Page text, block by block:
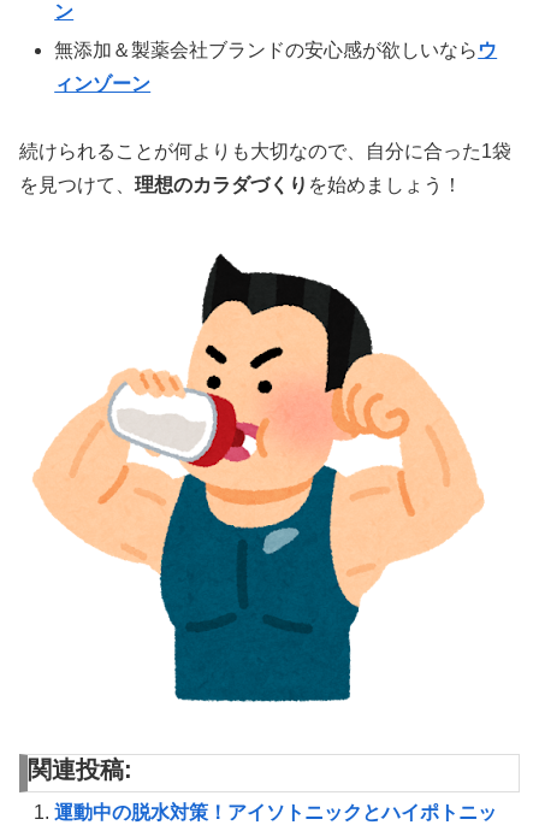
ン
無添加＆製薬会社ブランドの安心感が欲しいなら ウ
ィンゾーン
続けられることが何よりも大切なので、自分に合った1袋
を見つけて、 理想のカラダづくり を始めましょう！
関連投稿:
運動中の脱水対策！アイソトニックとハイポトニッ